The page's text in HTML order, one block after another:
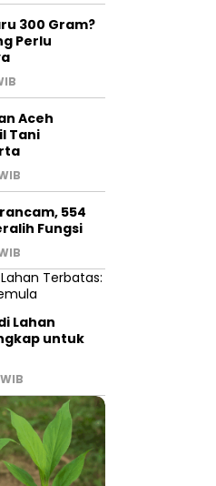
300 Gram?
Perlu
Aceh
Tani
554
Fungsi
Lahan
untuk